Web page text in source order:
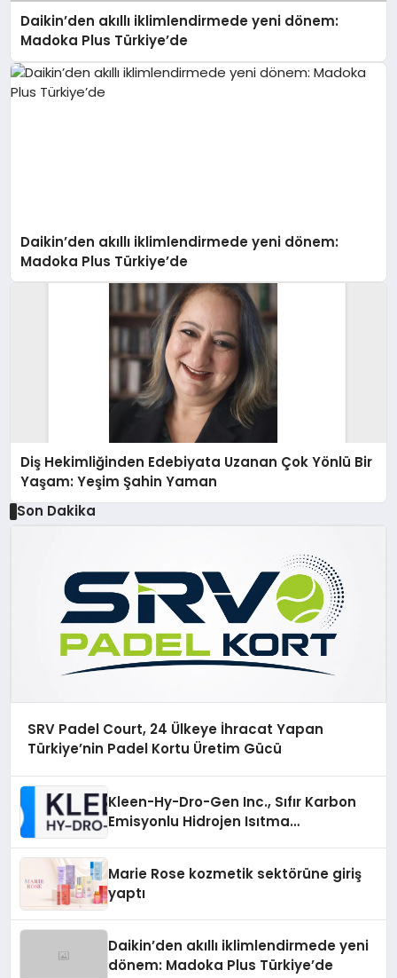
Daikin’den akıllı iklimlendirmede yeni dönem:
Madoka Plus Türkiye’de
Daikin’den akıllı iklimlendirmede yeni dönem:
Madoka Plus Türkiye’de
Diş Hekimliğinden Edebiyata Uzanan Çok Yönlü Bir
Yaşam: Yeşim Şahin Yaman
Son Dakika
SRV Padel Court, 24 Ülkeye İhracat Yapan
Türkiye’nin Padel Kortu Üretim Gücü
Kleen-Hy-Dro-Gen Inc., Sıfır Karbon
Emisyonlu Hidrojen Isıtma
Marie Rose kozmetik sektörüne giriş
yaptı
Daikin’den akıllı iklimlendirmede yeni
dönem: Madoka Plus Türkiye’de